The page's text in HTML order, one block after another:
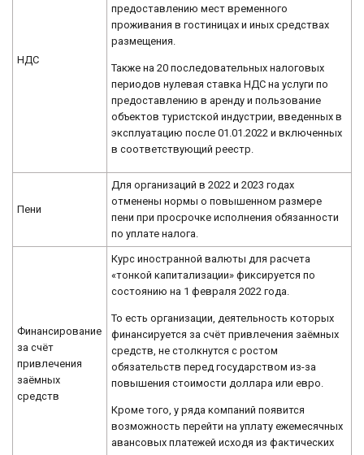
НДС
предоставлению мест временного
проживания в гостиницах и иных средствах
размещения.
Также на 20 последовательных налоговых
периодов нулевая ставка НДС на услуги по
предоставлению в аренду и пользование
объектов туристской индустрии, введенных в
эксплуатацию после 01.01.2022 и включенных
в соответствующий реестр.
Пени
Для организаций в 2022 и 2023 годах
отменены нормы о повышенном размере
пени при просрочке исполнения обязанности
по уплате налога.
Финансирование
за счёт
привлечения
заёмных
средств
Курс иностранной валюты для расчета
«тонкой капитализации» фиксируется по
состоянию на 1 февраля 2022 года.
То есть организации, деятельность которых
финансируется за счёт привлечения заёмных
средств, не столкнутся с ростом
обязательств перед государством из-за
повышения стоимости доллара или евро.
Кроме того, у ряда компаний появится
возможность перейти на уплату ежемесячных
авансовых платежей исходя из фактических